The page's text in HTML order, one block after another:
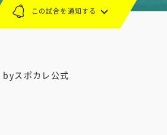
byスポカレ公式
この試合を通知する